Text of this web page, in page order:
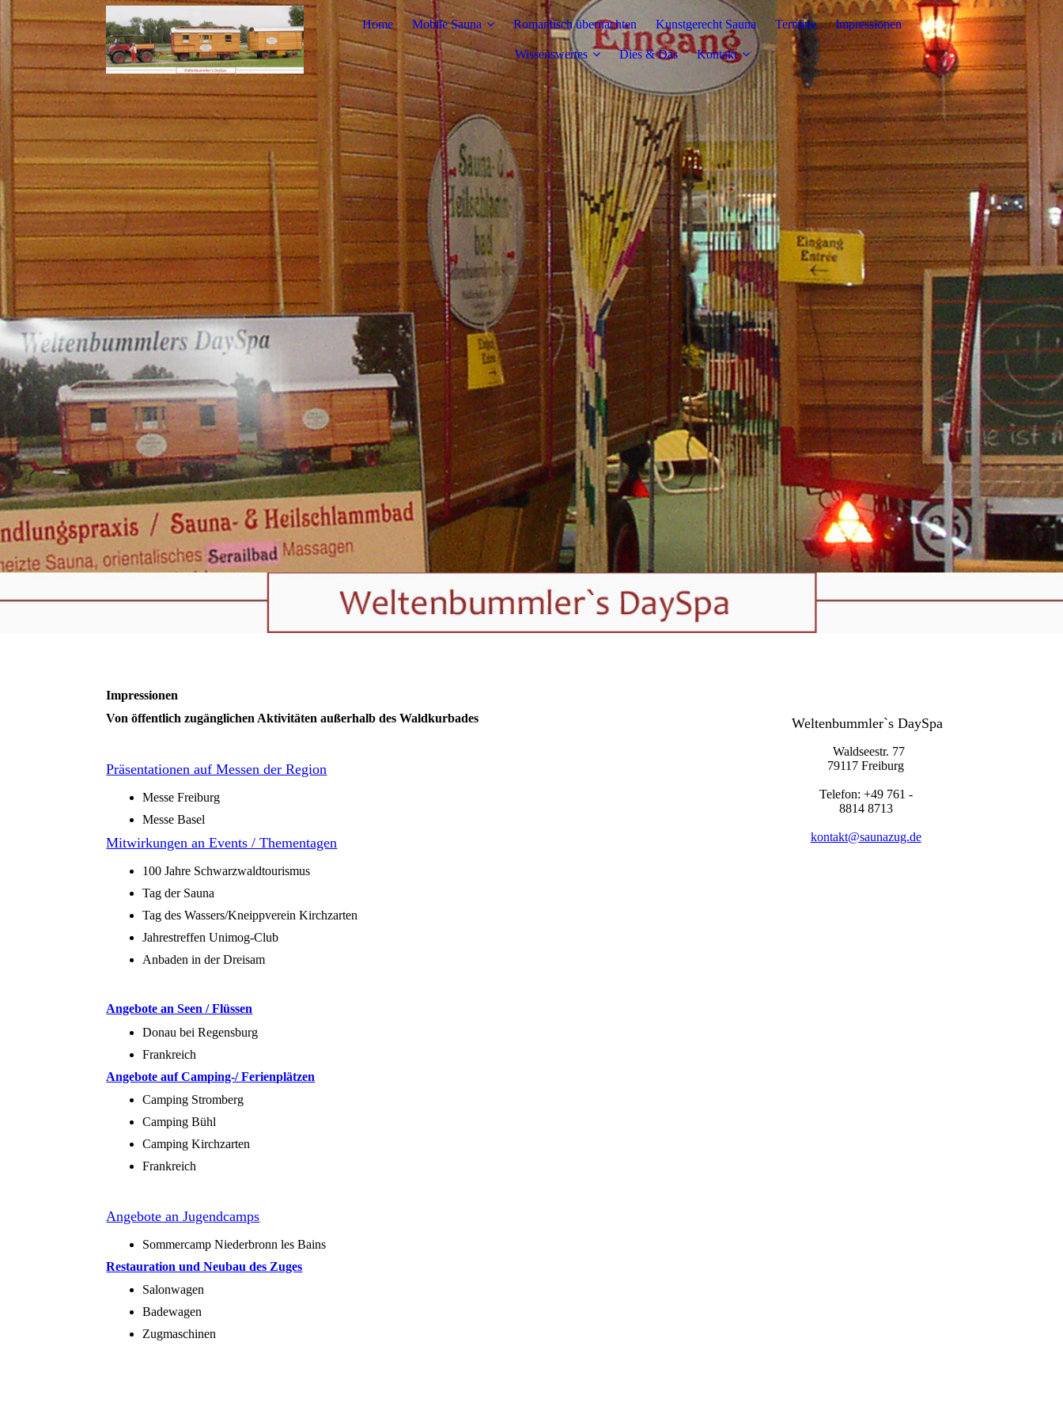
Home Mobile Sauna Romantisch übernachten Kunstgerecht Sauna Termine Impressionen
Wissenswertes Dies & Das Kontakt
Impressionen
Von öffentlich zugänglichen Aktivitäten außerhalb des Waldkurbades
Präsentationen auf Messen der Region
Messe Freiburg
Messe Basel
Mitwirkungen an Events / Thementagen
100 Jahre Schwarzwaldtourismus
Tag der Sauna
Tag des Wassers/Kneippverein Kirchzarten
Jahrestreffen Unimog-Club
Anbaden in der Dreisam
Angebote an Seen / Flüssen
Donau bei Regensburg
Frankreich
Angebote auf Camping-/ Ferienplätzen
Camping Stromberg
Camping Bühl
Camping Kirchzarten
Frankreich
Angebote an Jugendcamps
Sommercamp Niederbronn les Bains
Restauration und Neubau des Zuges
Salonwagen
Badewagen
Zugmaschinen
Weltenbummler`s DaySpa
Waldseestr. 77
79117 Freiburg
Telefon: +49 761 -
8814 8713
kontakt@saunazug.de